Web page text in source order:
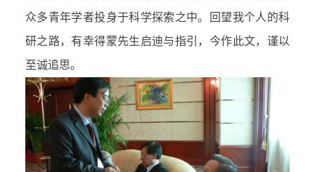
众多青年学者投身于科学探索之中。回望我个人的科
研之路，有幸得蒙先生启迪与指引，今作此文，谨以
至诚追思。